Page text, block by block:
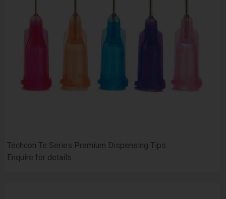
Techcon Te Series Premium Dispensing Tips
Enquire for details